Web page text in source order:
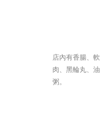
店內有香腸、
肉、黑輪丸、
粥。